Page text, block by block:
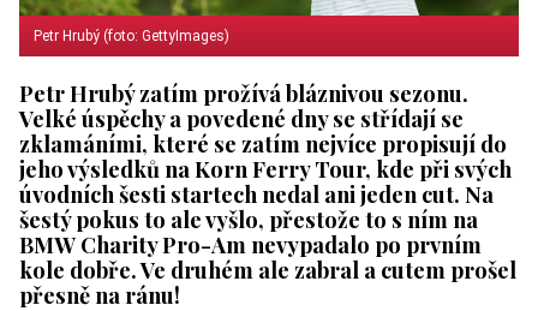
Petr Hrubý (foto: GettyImages)
Petr Hrubý zatím prožívá bláznivou sezonu.
Velké úspěchy a povedené dny se střídají se
zklamáními, které se zatím nejvíce propisují do
jeho výsledků na Korn Ferry Tour, kde při svých
úvodních šesti startech nedal ani jeden cut. Na
šestý pokus to ale vyšlo, přestože to s ním na
BMW Charity Pro-Am nevypadalo po prvním
kole dobře. Ve druhém ale zabral a cutem prošel
přesně na ránu!